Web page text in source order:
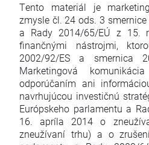
Tento materiál je
zmysle čl. 24 ods. 3
a Rady 2014/65/EÚ z 15.
finančnými nástrojmi,
2002/92/ES a smernica
Marketingová
odporúčaním ani
navrhujúcou investičnú
Európskeho parlamentu a
16. apríla 2014 o
zneužívaní trhu) a o